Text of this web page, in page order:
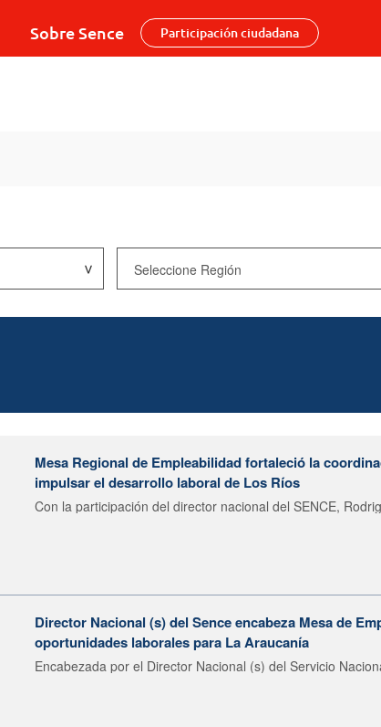
Sobre Sence Participación ciudadana
Mesa Regional de Empleabilidad fortaleció la
impulsar el desarrollo laboral de Los Ríos
Con la participación del director nacional del SENCE,
Director Nacional (s) del Sence encabeza Mesa de
oportunidades laborales para La Araucanía
Encabezada por el Director Nacional (s) del Servicio